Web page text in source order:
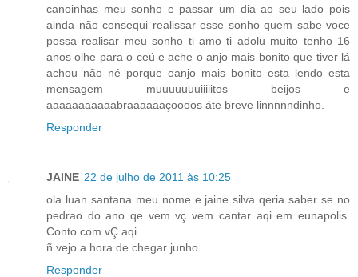
canoinhas meu sonho e passar um dia ao seu lado pois
ainda não consequi realissar esse sonho quem sabe voce
possa realisar meu sonho ti amo ti adolu muito tenho 16
anos olhe para o ceú e ache o anjo mais bonito que tiver lá
achou não né porque oanjo mais bonito esta lendo esta
mensagem muuuuuuuiiiiitos beijos e
aaaaaaaaaaabraaaaaaçoooos áte breve linnnnndinho.
Responder
JAINE 22 de julho de 2011 às 10:25
ola luan santana meu nome e jaine silva qeria saber se no
pedrao do ano qe vem vç vem cantar aqi em eunapolis.
Conto com vÇ aqi
ñ vejo a hora de chegar junho
Responder